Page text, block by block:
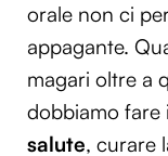
orale non ci
appagante.
magari oltre a
dobbiamo fare
salute, curare